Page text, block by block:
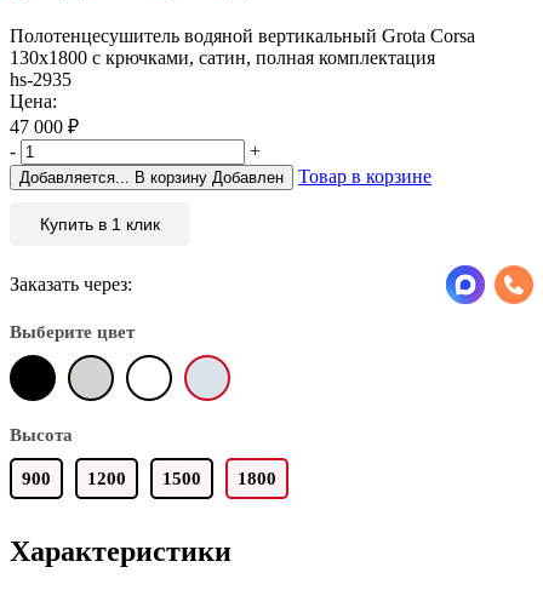
Полотенцесушитель водяной вертикальный Grota Corsa
130x1800 с крючками, сатин, полная комплектация
hs-2935
Цена:
47 000 ₽
-
+
Добавляется... В корзину Добавлен Товар в корзине
Купить в 1 клик
Заказать через:
Выберите цвет
Высота
900 1200 1500 1800
Характеристики